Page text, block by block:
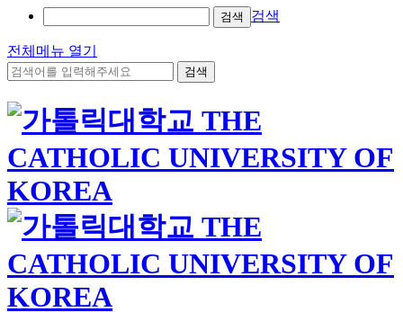
검색 검색
전체메뉴 열기
검색